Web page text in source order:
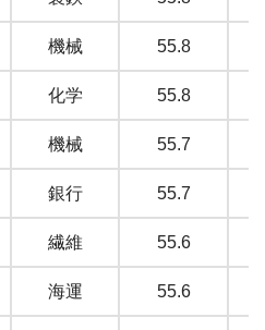
機械 55.8
化学 55.8
機械 55.7
銀行 55.7
繊維 55.6
海運 55.6